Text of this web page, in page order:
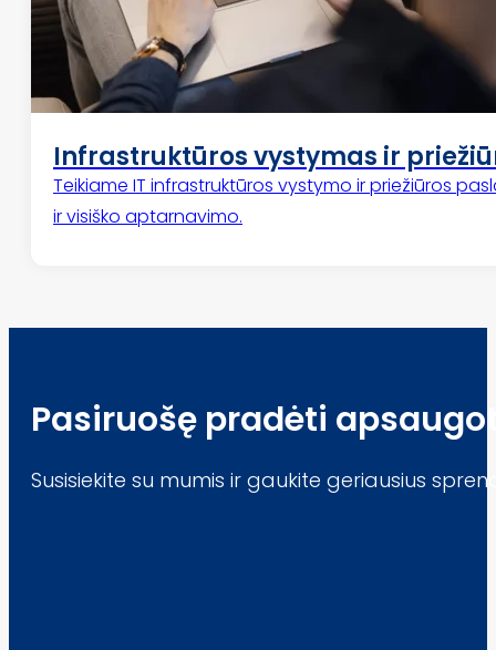
Infrastruktūros vystymas ir
Teikiame IT infrastruktūros vystymo ir priežiūros
ir visiško aptarnavimo.
Pasiruošę pradėti
Susisiekite su mumis ir gaukite geriausius